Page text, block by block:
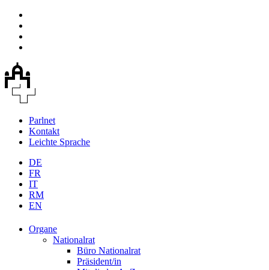
Parlnet
Kontakt
Leichte Sprache
DE
FR
IT
RM
EN
Organe
Nationalrat
Büro Nationalrat
Präsident/in